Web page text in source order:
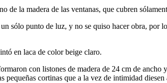
de la madera de las ventanas, que cubren
sólo punto de luz, y no se quiso hacer obra,
en laca de color beige claro.
con listones de madera de 24 cm de
pequeñas cortinas que a la vez de intimidad